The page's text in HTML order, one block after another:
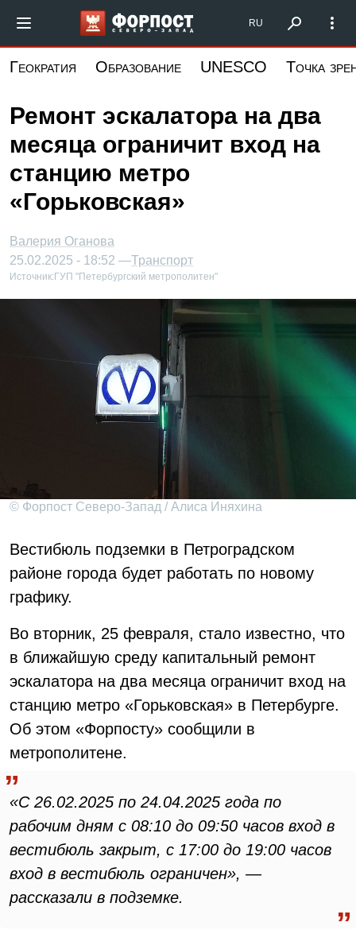
основному
Форпост Северо-Запад
RU
Геократия Образование UNESCO Точка
Ремонт эскалатора на два
месяца ограничит вход на
станцию метро
«Горьковская»
Валерия Оганова
25.02.2025 - 18:52 —Транспорт
Источник: ГУП "Петербургский метрополитен"
© Форпост Северо-Запад / Алиса Иняхина
Вестибюль подземки в Петроградском
районе города будет работать по новому
графику.
Во вторник, 25 февраля, стало известно, что
в ближайшую среду капитальный ремонт
эскалатора на два месяца ограничит вход на
станцию метро «Горьковская» в Петербурге.
Об этом «Форпосту» сообщили в
метрополитене.
«С 26.02.2025 по 24.04.2025 года по
рабочим дням с 08:10 до 09:50 часов вход в
вестибюль закрыт, с 17:00 до 19:00 часов
вход в вестибюль ограничен», —
рассказали в подземке.